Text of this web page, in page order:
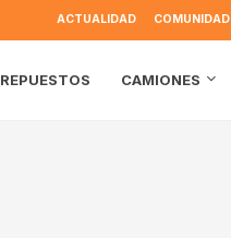
ACTUALIDAD COMUNIDAD
REPUESTOS CAMIONES